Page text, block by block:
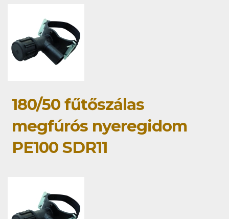
180/50 fűtőszálas
megfúrós nyeregidom
PE100 SDR11